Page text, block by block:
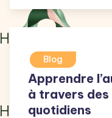
Blog
Apprendre
à travers
quotidiens